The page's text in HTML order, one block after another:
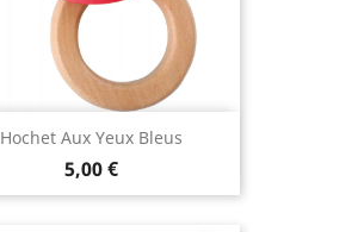
Hochet Aux Yeux Bleus
5,00 €